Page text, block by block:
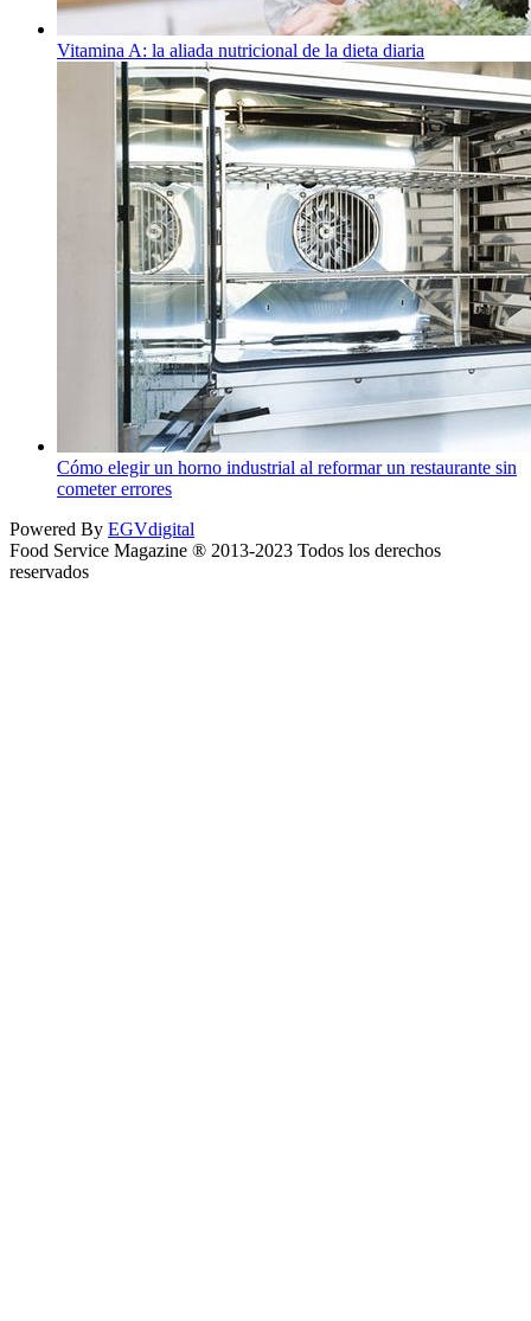
Vitamina A: la aliada nutricional de la dieta diaria
Cómo elegir un horno industrial al reformar un restaurante sin
cometer errores
Powered By EGVdigital
Food Service Magazine ® 2013-2023 Todos los derechos
reservados